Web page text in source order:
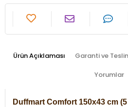
Ürün Açıklaması Garanti ve
Yorumlar
Duffmart Comfort 150x43 cm